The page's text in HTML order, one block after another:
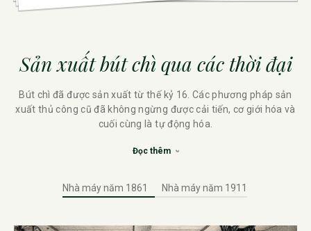
Sản xuất bút chì qua các thời đại
Bút chì đã được sản xuất từ ​​thế kỷ 16. Các phương pháp sản
xuất thủ công cũ đã không ngừng được cải tiến, cơ giới hóa và
cuối cùng là tự động hóa.
Đọc thêm
Nhà máy năm 1861 Nhà máy năm 1911